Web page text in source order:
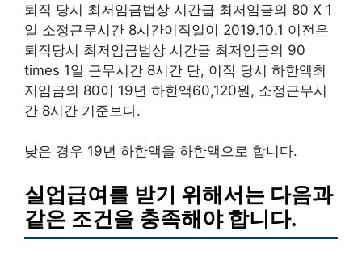
퇴직 당시 최저임금법상 시간급 최저임금의 80 X 1
일 소정근무시간 8시간이직일이 2019.10.1 이전은
퇴직당시 최저임금법상 시간급 최저임금의 90
times 1일 근무시간 8시간 단, 이직 당시 하한액최
저임금의 80이 19년 하한액60,120원, 소정근무시
간 8시간 기준보다.
낮은 경우 19년 하한액을 하한액으로 합니다.
실업급여를 받기 위해서는 다음과
같은 조건을 충족해야 합니다.